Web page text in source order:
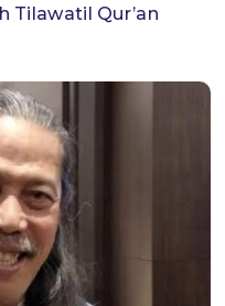
Tilawatil Qur’an